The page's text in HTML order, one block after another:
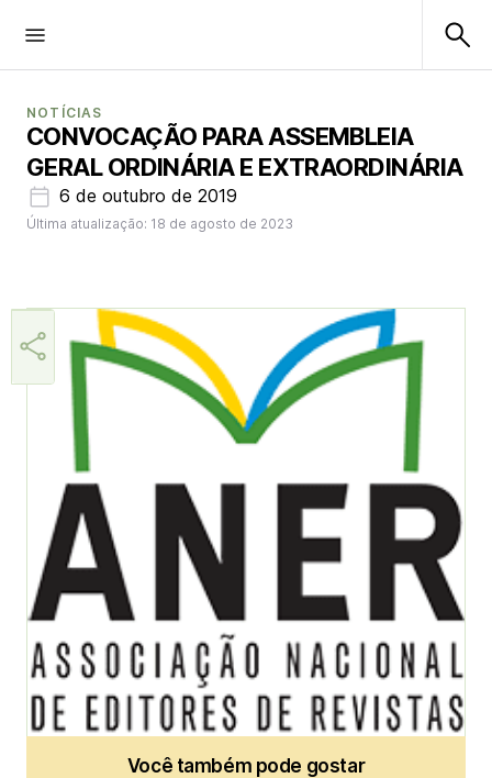
NOTÍCIAS
CONVOCAÇÃO PARA ASSEMBLEIA
GERAL ORDINÁRIA E EXTRAORDINÁRIA
6 de outubro de 2019
Última atualização: 18 de agosto de 2023
Aner
Administrator
Você também pode gostar